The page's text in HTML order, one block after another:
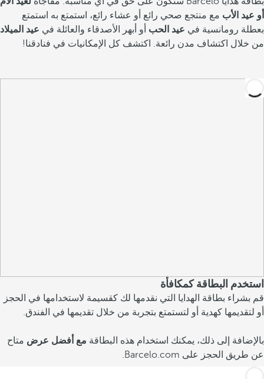
أو عيد الأب مع منتجع صحي رائع أو عشاء رائع، استمتع به استمتع
بعطلة رومانسية في عيد الحب أو أبهر الأصدقاء والعائلة في عيد الميلاد
من خلال اكتشاف مدن رائعة. اكتشف كل الإمكانيات في فنادقنا!
استخدم البطاقة كمكافأة
قم بشراء بطاقة الهدايا التي نقدمها لك كقسيمة لاستخدامها في الحجز
أو لتقديمها كهدية أو لتستمتع بتجربة من خلال تقديمها في الفندق.
بالإضافة إلى ذلك، يمكنك استخدام هذه البطاقة مع أفضل عرض متاح
عن طريق الحجز على Barcelo.com.